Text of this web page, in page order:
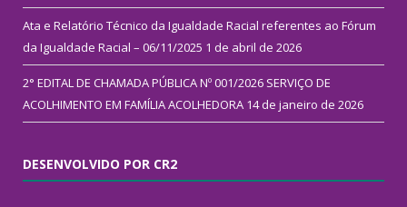
Ata e Relatório Técnico da Igualdade Racial referentes ao Fórum
da Igualdade Racial – 06/11/2025 1 de abril de 2026
2° EDITAL DE CHAMADA PÚBLICA Nº 001/2026 SERVIÇO DE
ACOLHIMENTO EM FAMÍLIA ACOLHEDORA 14 de janeiro de 2026
DESENVOLVIDO POR CR2